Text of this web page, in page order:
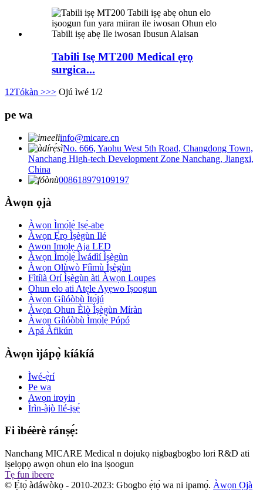
Tabili Isẹ MT200 Medical ẹrọ
surgica...
1 2Tókàn >>> Ojú ìwé 1/2
pe wa
info@micare.cn
No. 666, Yaohu West 5th Road, Changdong Town,
Nanchang High-tech Development Zone Nanchang, Jiangxi,
China
008618979109197
Àwọn ọjà
Àwọn Ìmọ́lẹ̀ Iṣẹ́-abẹ
Àwọn Ẹ̀rọ Ìṣègùn Ilé
Awọn Imọlẹ Aja LED
Àwọn Ìmọ́lẹ̀ Ìwádìí Ìṣègùn
Àwọn Olùwò Fíìmù Ìṣègùn
Fìtílà Orí Ìṣègùn àti Àwọn Loupes
Ohun elo ati Atẹle Ayẹwo Iṣoogun
Àwọn Gílóòbù Ìtọ́jú
Àwọn Ohun Èlò Ìṣègùn Míràn
Àwọn Gílóòbù Ìmọ́lẹ̀ Pópó
Apá Àfikún
Àwọn ìjápọ̀ kíákíá
Ìwé-ẹ̀rí
Pe wa
Awọn iroyin
Ìrìn-àjò Ilé-iṣẹ́
Fi ìbéèrè ránṣẹ́:
Nanchang MICARE Medical n dojukọ nigbagbogbo lori R&D ati
iṣelọpọ awọn ohun elo ina iṣoogun
Tẹ fun ibeere
© Ẹ̀tọ́ àdáwòkọ - 2010-2023: Gbogbo ẹ̀tọ́ wa ni ipamọ́. Àwọn Ọjà